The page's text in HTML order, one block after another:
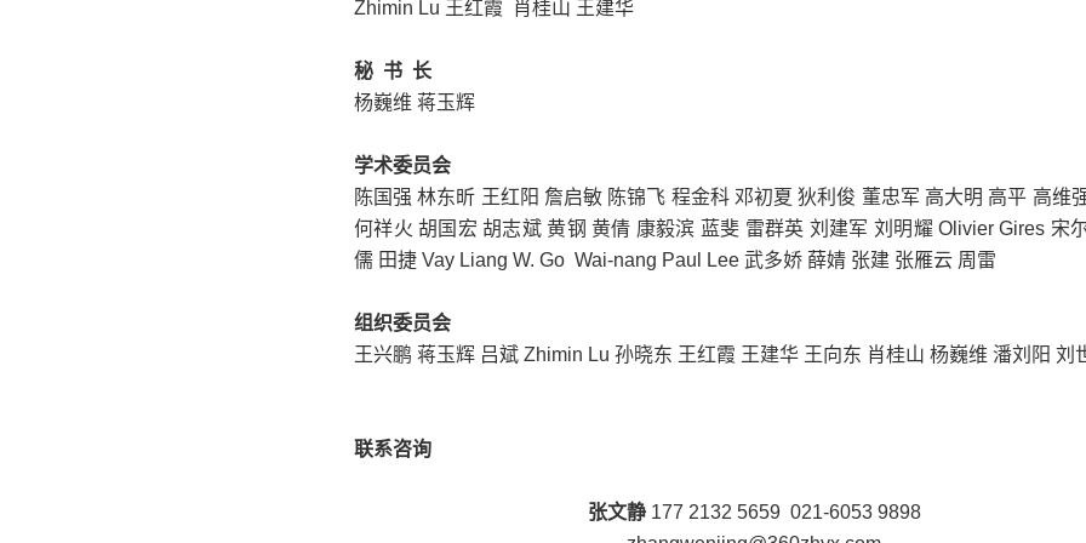
Zhimin Lu 王红霞 肖桂山 王建华
秘 书 长
杨巍维 蒋玉辉
学术委员会
陈国强 林东昕 王红阳 詹启敏 陈锦飞 程金科 邓初夏 狄利俊 董忠军 高大明 高平 高维
何祥火 胡国宏 胡志斌 黄钢 黄倩 康毅滨 蓝斐 雷群英 刘建军 刘明耀 Olivier Gires 宋
儒 田捷 Vay Liang W. Go Wai-nang Paul Lee 武多娇 薛婧 张建 张雁云 周雷
组织委员会
王兴鹏 蒋玉辉 吕斌 Zhimin Lu 孙晓东 王红霞 王建华 王向东 肖桂山 杨巍维 潘刘阳 刘
联系咨询
张文静177 2132 5659 021-6053 9898